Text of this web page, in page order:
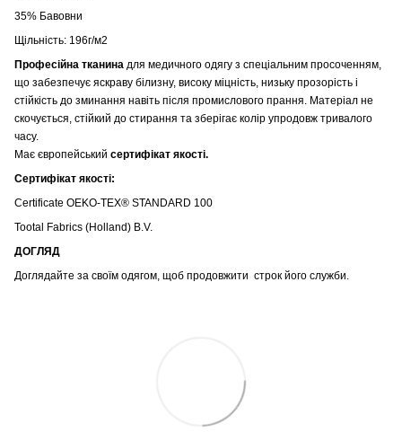
35% Бавовни
Щільність: 196г/м2
Професійна тканина для медичного одягу з спеціальним просоченням,
що забезпечує яскраву білизну, високу міцність, низьку прозорість і
стійкість до зминання навіть після промислового прання. Матеріал не
скочується, стійкий до стирання та зберігає колір упродовж тривалого
часу.
Має європейський сертифікат якості.
Сертифікат якості:
Certificate OEKO-TEX® STANDARD 100
Tootal Fabrics (Holland) B.V.
ДОГЛЯД
Доглядайте за своїм одягом, щоб продовжити строк його служби.